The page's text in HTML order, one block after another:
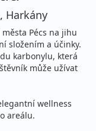
Podrobnosti
Podrobnosti
Harkány
Pécs na jihu
složením a účinky.
karbonylu, která
může užívat
wellness
areálu.